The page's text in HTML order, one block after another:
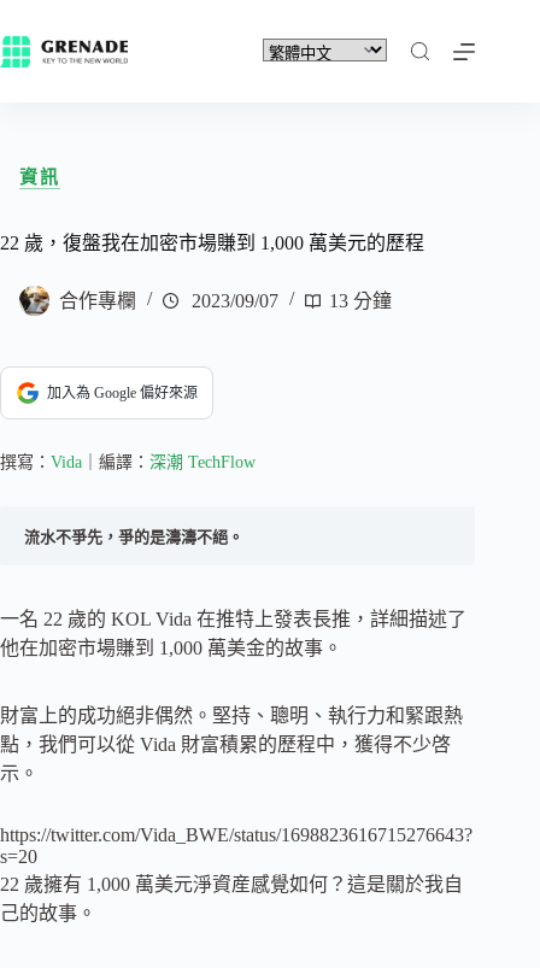
資訊
22 歲，復盤我在加密市場賺到 1,000 萬美元的歷程
合作專欄 2023/09/07 13 分鐘
加入為 Google 偏好來源
撰寫： Vida ｜編譯： 深潮 TechFlow
流水不爭先，爭的是濤濤不絕。
一名 22 歲的 KOL Vida 在推特上發表長推，詳細描述了
他在加密市場賺到 1,000 萬美金的故事。
財富上的成功絕非偶然。堅持、聰明、執行力和緊跟熱
點，我們可以從 Vida 財富積累的歷程中，獲得不少啓
示。
https://twitter.com/Vida_BWE/status/1698823616715276643?
s=20
22 歲擁有 1,000 萬美元淨資産感覺如何？這是關於我自
己的故事。